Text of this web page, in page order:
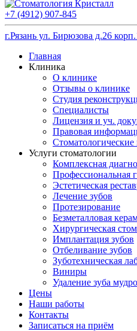
+7 (4912) 907-845
г.Рязань ул. Бирюзова д.26
Главная
Клиника
О клинике
Отзывы о клинике
Студия
Специалисты
Лицензия и уч.
Правовая
Услуги стоматологии
Комплексная
Профессиональная
Эстетическая
Лечение зубов
Протезирование
Безметалловая
Хирургическая
Имплантация зубов
Отбеливание зубов
Зуботехническая
Виниры
Удаление зуба
Цены
Наши работы
Контакты
Записаться на приём